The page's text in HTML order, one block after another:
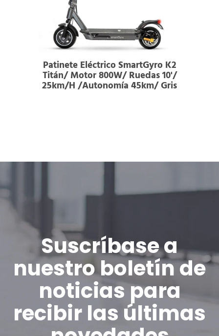
Patinete Eléctrico SmartGyro K2
Titán/ Motor 800W/ Ruedas 10'/
25km/h /Autonomía 45km/ Gris
Suscríbase a
nuestro boletín de
noticias para
recibir las últimas